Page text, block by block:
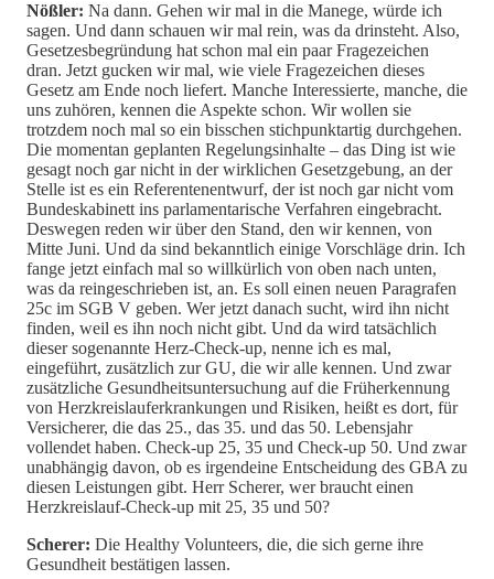
Nößler: Na dann. Gehen wir mal in die Manege, würde ich
sagen. Und dann schauen wir mal rein, was da drinsteht. Also,
Gesetzesbegründung hat schon mal ein paar Fragezeichen
dran. Jetzt gucken wir mal, wie viele Fragezeichen dieses
Gesetz am Ende noch liefert. Manche Interessierte, manche, die
uns zuhören, kennen die Aspekte schon. Wir wollen sie
trotzdem noch mal so ein bisschen stichpunktartig durchgehen.
Die momentan geplanten Regelungsinhalte – das Ding ist wie
gesagt noch gar nicht in der wirklichen Gesetzgebung, an der
Stelle ist es ein Referentenentwurf, der ist noch gar nicht vom
Bundeskabinett ins parlamentarische Verfahren eingebracht.
Deswegen reden wir über den Stand, den wir kennen, von
Mitte Juni. Und da sind bekanntlich einige Vorschläge drin. Ich
fange jetzt einfach mal so willkürlich von oben nach unten,
was da reingeschrieben ist, an. Es soll einen neuen Paragrafen
25c im SGB V geben. Wer jetzt danach sucht, wird ihn nicht
finden, weil es ihn noch nicht gibt. Und da wird tatsächlich
dieser sogenannte Herz-Check-up, nenne ich es mal,
eingeführt, zusätzlich zur GU, die wir alle kennen. Und zwar
zusätzliche Gesundheitsuntersuchung auf die Früherkennung
von Herzkreislauferkrankungen und Risiken, heißt es dort, für
Versicherer, die das 25., das 35. und das 50. Lebensjahr
vollendet haben. Check-up 25, 35 und Check-up 50. Und zwar
unabhängig davon, ob es irgendeine Entscheidung des GBA zu
diesen Leistungen gibt. Herr Scherer, wer braucht einen
Herzkreislauf-Check-up mit 25, 35 und 50?
Scherer: Die Healthy Volunteers, die, die sich gerne ihre
Gesundheit bestätigen lassen.